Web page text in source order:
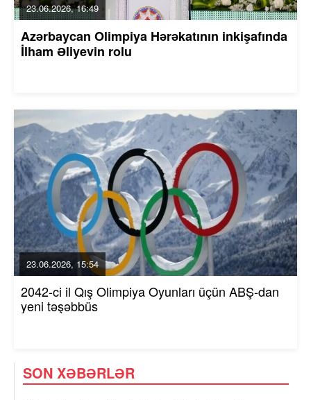
23.06.2026, 16:49
Azərbaycan Olimpiya Hərəkatının inkişafında
İlham Əliyevin rolu
23.06.2026, 15:54
2042-ci il Qış Olimpiya Oyunları üçün ABŞ-dan
yeni təşəbbüs
SON XƏBƏRLƏR